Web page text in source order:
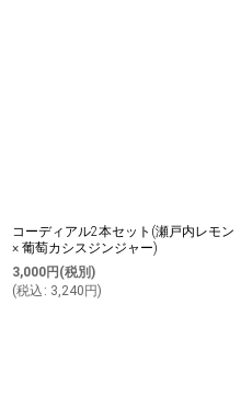
コーディアル2本セット(瀬戸内レモン
× 葡萄カシスジンジャー)
3,000円 (税別)
(税込 : 3,240 円)